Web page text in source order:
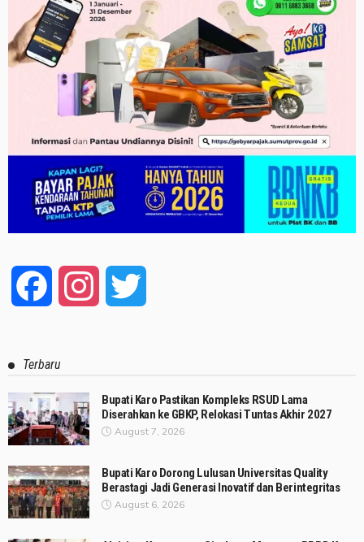
Facebook Instagram
Terbaru
Bupati Karo Pastikan Kompleks RSUD Lama
Diserahkan ke GBKP, Relokasi Tuntas Akhir 2027
August 7, 2026
Bupati Karo Dorong Lulusan Universitas Quality
Berastagi Jadi Generasi Inovatif dan Berintegritas
August 6, 2026